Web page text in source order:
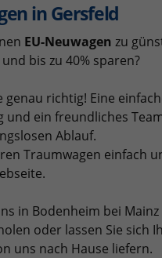
in Gersfeld
EU-Neuwagen zu
bis zu 40% sparen?
genau richtig! Eine
und ein freundliches
Ablauf.
Traumwagen einfach
in Bodenheim bei
oder lassen Sie sich
uns nach Hause liefern.